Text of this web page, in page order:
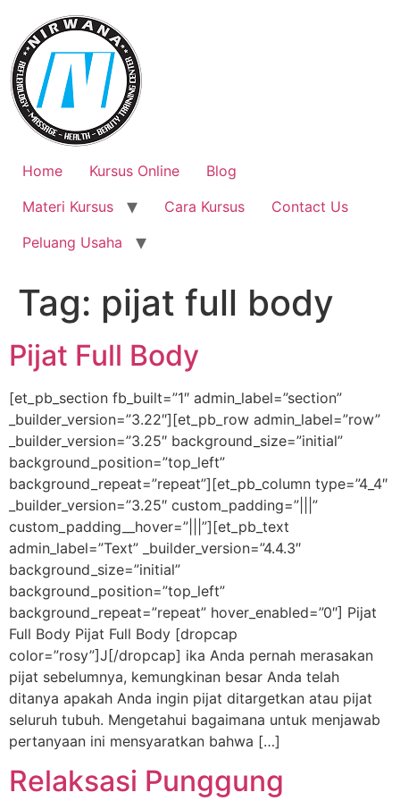
content
Home Kursus Online
Blog
Materi Kursus
Cara Kursus
Contact Us
Peluang Usaha
Tag: pijat full body
Pijat Full Body
[et_pb_section fb_built=”1″ admin_label=”section”
_builder_version=”3.22″][et_pb_row admin_label=”row”
_builder_version=”3.25″ background_size=”initial”
background_position=”top_left”
background_repeat=”repeat”][et_pb_column type=”4_4″
_builder_version=”3.25″ custom_padding=”|||”
custom_padding__hover=”|||”][et_pb_text
admin_label=”Text” _builder_version=”4.4.3″
background_size=”initial”
background_position=”top_left”
background_repeat=”repeat” hover_enabled=”0″] Pijat
Full Body Pijat Full Body [dropcap
color=”rosy”]J[/dropcap] ika Anda pernah merasakan
pijat sebelumnya, kemungkinan besar Anda telah
ditanya apakah Anda ingin pijat ditargetkan atau pijat
seluruh tubuh. Mengetahui bagaimana untuk menjawab
pertanyaan ini mensyaratkan bahwa […]
Relaksasi Punggung